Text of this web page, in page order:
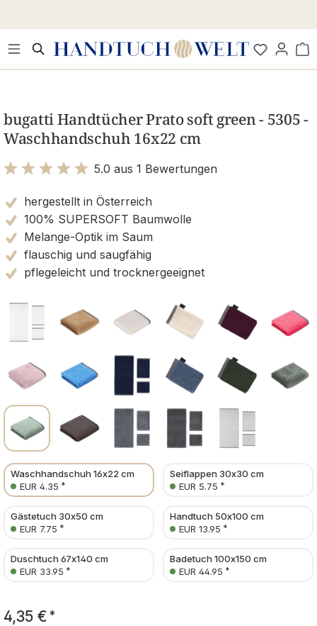
bugatti Handtücher Prato soft green - 5305 -
Waschhandschuh 16x22 cm
5.0 aus 1 Bewertungen
hergestellt in Österreich
100% SUPERSOFT Baumwolle
Melange-Optik im Saum
flauschig und saugfähig
pflegeleicht und trocknergeeignet
Waschhandschuh 16x22 cm
EUR 4.35 *
Seiflappen 30x30 cm
EUR 5.75 *
Gästetuch 30x50 cm
EUR 7.75 *
Handtuch 50x100 cm
EUR 13.95 *
Duschtuch 67x140 cm
EUR 33.95 *
Badetuch 100x150 cm
EUR 44.95 *
4,35 € *